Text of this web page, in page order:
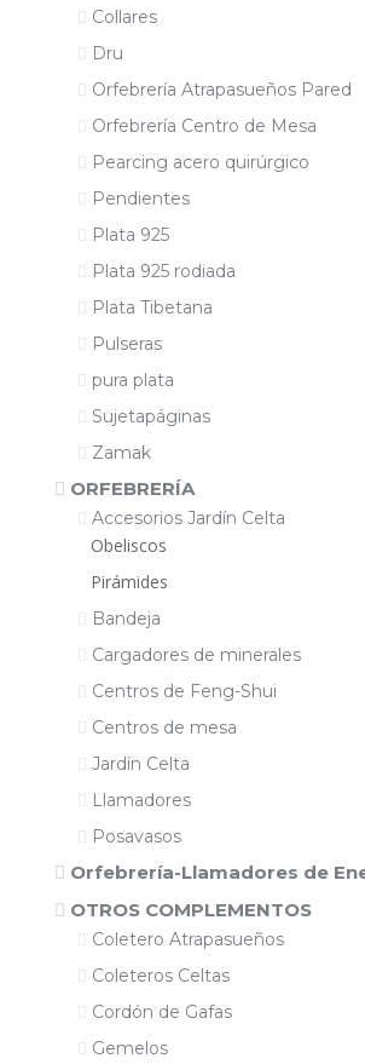
Collares
Dru
Orfebrería Atrapasueños Pared
Orfebrería Centro de Mesa
Pearcing acero quirúrgico
Pendientes
Plata 925
Plata 925 rodiada
Plata Tibetana
Pulseras
pura plata
Sujetapáginas
Zamak
ORFEBRERÍA
Accesorios Jardín Celta
Obeliscos
Pirámides
Bandeja
Cargadores de minerales
Centros de Feng-Shui
Centros de mesa
Jardín Celta
Llamadores
Posavasos
Orfebrería-Llamadores de
OTROS COMPLEMENTOS
Coletero Atrapasueños
Coleteros Celtas
Cordón de Gafas
Gemelos